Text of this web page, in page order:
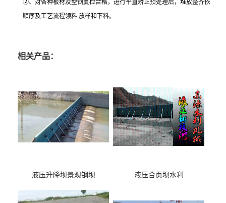
②、对各种板材及型钢复检合格，进行平直矫正预处理后，堆放整齐依
顺序及工艺流程领料 放样和下料。
相关产品：
液压升降坝景观钢坝 液压合页坝水利